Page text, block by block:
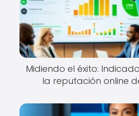
Midiendo el éxito:
la reputación online